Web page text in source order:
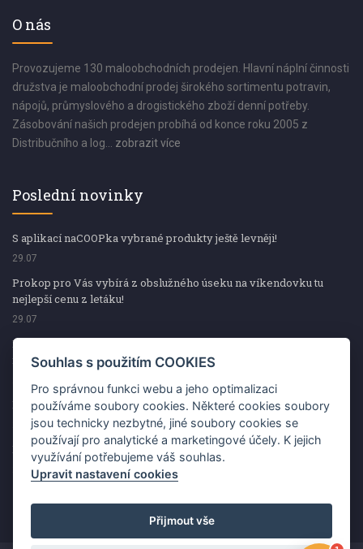
O nás
Provozujeme 130 maloobchodních prodejen. Hlavní náplní činnosti
družstva je maloobchodní prodej širokého sortimentu potravin,
nápojů, průmyslového a drogistického zboží denní potřeby.
Zásobování našich prodejen probíhá od konce roku 2005 z
Distribučního a log... zobrazit více
Poslední novinky
S aplikací naCOOPka vybrané produkty ještě levněji!
29.07
Prokop pro Vás vybírá z obslužného úseku na víkendovku tu
nejlepší cenu z letáku!
29.07
Prokop pro Vás vybírá z obslužného úseku na víkendovku tu
nejlepší cenu z letáku!
Kup špekáčky od Váhaly a vyhraj s naCOOPkou sekerku Fiskars
29.07
Prokop pro Vás vybírá na víkendovku ty nejlepší ceny z letáku!
29.07
Souhlas s použitím COOKIES
Pro správnou funkci webu a jeho optimalizaci
používáme soubory cookies. Některé cookies soubory
jsou technicky nezbytné, jiné soubory cookies se
používají pro analytické a marketingové účely. K jejich
využívání potřebujeme váš souhlas.
Upravit nastavení cookies
Přijmout vše